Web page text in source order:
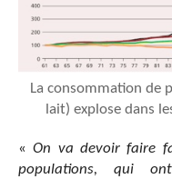
La consommation de
lait) explose dans
«On va devoir faire
populations, qui